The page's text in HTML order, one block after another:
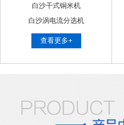
白沙干式铜米机
白沙涡电流分选机
查看更多+